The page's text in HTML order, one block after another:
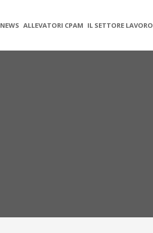
NEWS ALLEVATORI CPAM IL SETTORE LAVORO